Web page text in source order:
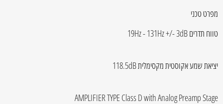
מפרט טכני
טווח תדרים 19Hz - 131Hz +/- 3dB
יציאת שמע אקוסטית מקסימלית 118.5dB
AMPLIFIER TYPE Class D with Analog Preamp Stage